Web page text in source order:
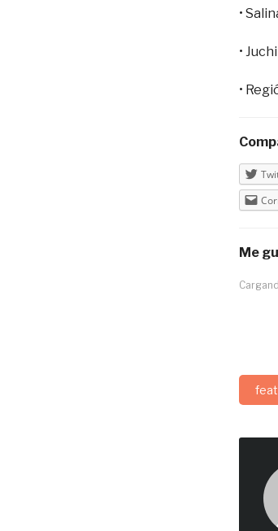
•
•
•
Me